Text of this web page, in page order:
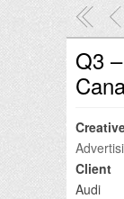
Q3
Client
Audi